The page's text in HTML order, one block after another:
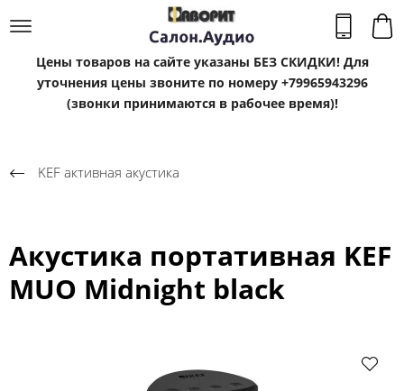
Цены товаров на сайте указаны БЕЗ СКИДКИ! Для
уточнения цены звоните по номеру +79965943296
(звонки принимаются в рабочее время)!
KEF активная акустика
Акустика портативная KEF
MUO Midnight black